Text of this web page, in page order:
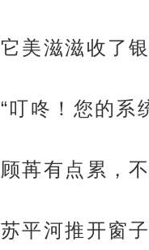
它美滋滋收了
“叮咚！您的系
顾苒有点累，
苏平河推开窗子